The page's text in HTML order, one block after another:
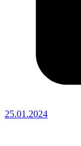
25.01.2024